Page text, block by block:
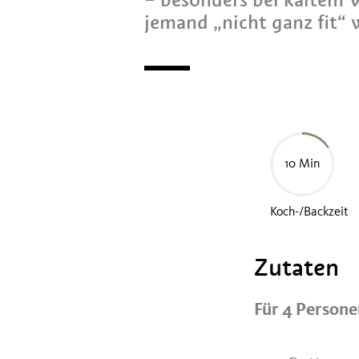
jemand „nicht ganz fit“
10 Min
Koch-/Backzeit
Zutaten
Für 4